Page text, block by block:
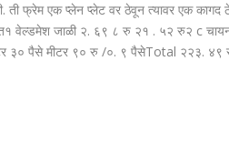
ती फ्रेम एक प्लेन प्लेट वर ठेवून त्यावर एक
वेल्डमेश जाळी २. ६९ ८ रु २१ . ५२ रु२ c
३० पैसे मीटर ९० रु /०. ९ पैसेTotal २२३. ४९